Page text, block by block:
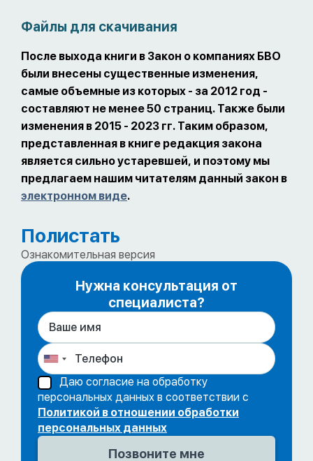
Файлы для скачивания
После выхода книги в Закон о компаниях БВО
были внесены существенные изменения,
самые объемные из которых - за 2012 год -
составляют не менее 50 страниц. Также были
изменения в 2015 - 2023 гг. Таким образом,
представленная в книге редакция закона
является сильно устаревшей, и поэтому мы
предлагаем нашим читателям данный закон в
электронном виде.
Полистать
Ознакомительная версия
Нужна консультация от
специалиста?
Даю согласие на обработку
персональных данных в соответствии с
Политикой в отношении обработки
персональных данных